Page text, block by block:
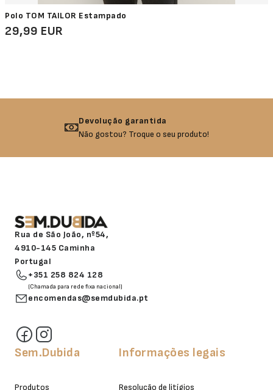
Polo TOM TAILOR Estampado
29,99 EUR
Devolução garantida
Não gostou? Troque o seu produto!
Rua de São João, nº54,
4910-145 Caminha
Portugal
+351 258 824 128
(Chamada para rede fixa nacional)
encomendas@semdubida.pt
Sem.Dubida
Produtos
Informações legais
Resolução de litígios